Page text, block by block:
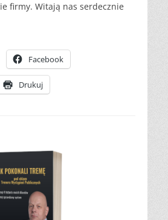
firmy. Witają nas serdecznie
Facebook
Drukuj